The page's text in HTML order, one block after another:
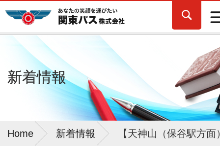
新着情報
Home 新着情報 【天神山（保谷駅方